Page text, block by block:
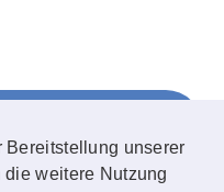
unserer
die weitere Nutzung